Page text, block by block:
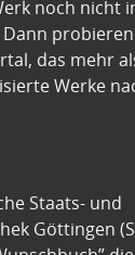
noch nicht
das mehr
Werke
Staats- und
Göttingen